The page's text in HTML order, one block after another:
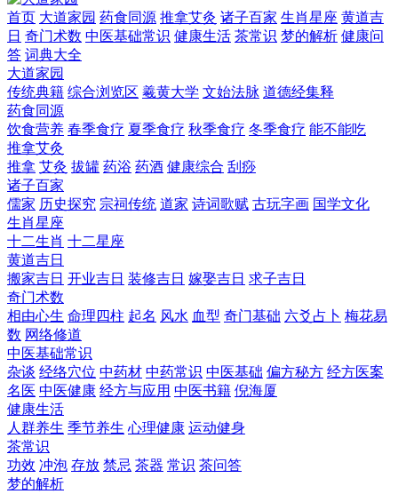
首页 大道家园 药食同源 推拿艾灸 诸子百家 生肖星座 黄道吉
日 奇门术数 中医基础常识 健康生活 茶常识 梦的解析 健康问
答 词典大全
大道家园
传统典籍 综合浏览区 羲黄大学 文始法脉 道德经集释
药食同源
饮食营养 春季食疗 夏季食疗 秋季食疗 冬季食疗 能不能吃
推拿艾灸
推拿 艾灸 拔罐 药浴 药酒 健康综合 刮痧
诸子百家
儒家 历史探究 宗祠传统 道家 诗词歌赋 古玩字画 国学文化
生肖星座
十二生肖 十二星座
黄道吉日
搬家吉日 开业吉日 装修吉日 嫁娶吉日 求子吉日
奇门术数
相由心生 命理四柱 起名 风水 血型 奇门基础 六爻占卜 梅花易
数 网络修道
中医基础常识
杂谈 经络穴位 中药材 中药常识 中医基础 偏方秘方 经方医案
名医 中医健康 经方与应用 中医书籍 倪海厦
健康生活
人群养生 季节养生 心理健康 运动健身
茶常识
功效 冲泡 存放 禁忌 茶器 常识 茶问答
梦的解析